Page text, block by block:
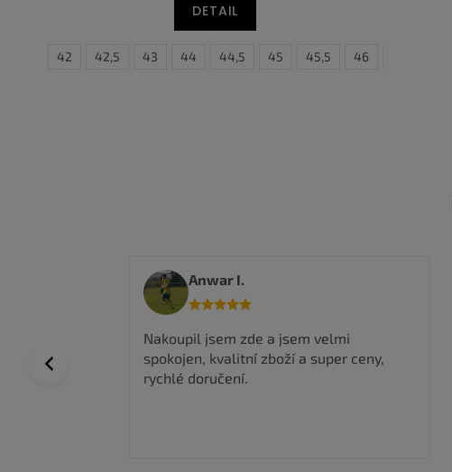
DETAIL
42 42,5 43 44 44,5 45 45,5 46
Previous
Anwar I.
Nakoupil jsem zde a jsem velmi
spokojen, kvalitní zboží a super ceny,
rychlé doručení.